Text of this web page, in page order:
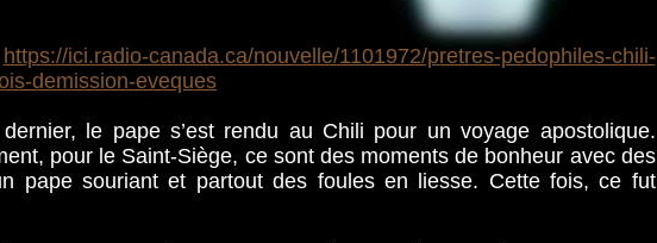
https://ici.radio-canada.ca/nouvelle/1101972/pretres-pedophiles-chili-
demission-eveques
le pape s’est rendu au Chili pour un voyage apostolique.
pour le Saint-Siège, ce sont des moments de bonheur avec des
pape souriant et partout des foules en liesse. Cette fois, ce fut